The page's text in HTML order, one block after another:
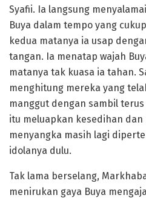
Syafii. Ia langsung
Buya dalam tempo yang
kedua matanya ia usap
tangan. Ia menatap wajah
matanya tak kuasa ia tahan.
menghitung mereka yang
manggut dengan sambil
itu meluapkan kesedihan
menyangka masih lagi
idolanya dulu.
Tak lama berselang,
menirukan gaya Buya